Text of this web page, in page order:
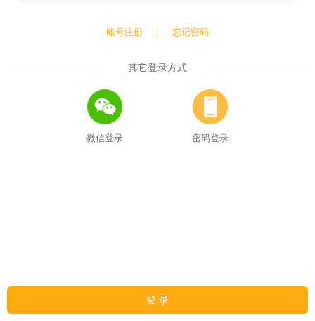
账号注册 忘记密码
登 录
其它登录方式
微信登录 密码登录